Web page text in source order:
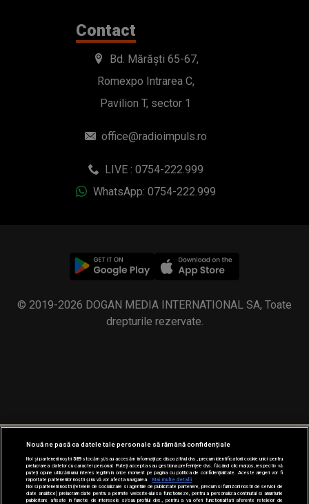
Contact
Bd. Mărăști 65-67,
Romexpo Intrarea C,
Pavilion T, sector 1
office@radioimpuls.ro
LIVE : 0754-222.999
WhatsApp: 0754-222.999
© 2019-2026 DOGAN MEDIA INTERNATIONAL SA, Toate
drepturile rezervate.
Nouă ne pasă ca datele tale personale să rămână confidențiale
Noi și partenerii noștri589stocăm și/sau accesăm informații pe dispozitivul dvs., precum identificatorii cookie unici pentru
prelucrarea datelor cu caracter personal. Puteți accepta sau gestiona preferințele dvs. făcând clic mai jos, respectiv vă
puteți opune utilizării unui interes legitim în orice moment pe pagina cu politica de confidențialitate. Aceste alegeri vor fi
raportate partenerilor noștri și nu vă vor afecta navigarea.
Mai multe detalii
Noi si partenerii nostri (retelele de socializare si agentiile de publicitate partenere, precum si furnizorii nostri de servicii de
date analitice) prelucram date pentru a permite website-ului sa functioneze, pentru a personaliza continutul si anunturile
publicitare afisate in functie de interesele si/sau profilul dvs., pentru a va oferi functionalitati aferente retelelor de